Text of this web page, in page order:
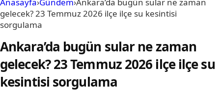
gelecek? 23 Temmuz 2026 ilçe ilçe su kesintisi
sorgulama
Ankara’da bugün sular ne zaman
gelecek? 23 Temmuz 2026 ilçe ilçe su
kesintisi sorgulama